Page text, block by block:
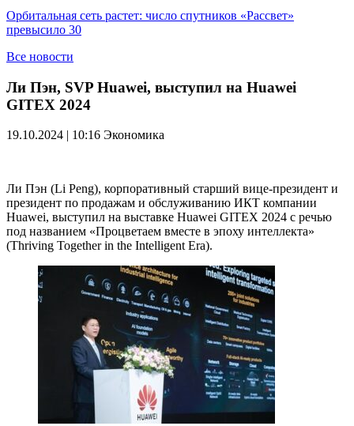
Орбитальная сеть растет: число спутников «Рассвет»
превысило 30
Все новости
Ли Пэн, SVP Huawei, выступил на Huawei
GITEX 2024
19.10.2024 | 10:16 Экономика
Ли Пэн (Li Peng), корпоративный старший вице-президент и
президент по продажам и обслуживанию ИКТ компании
Huawei, выступил на выставке Huawei GITEX 2024 с речью
под названием «Процветаем вместе в эпоху интеллекта»
(Thriving Together in the Intelligent Era).